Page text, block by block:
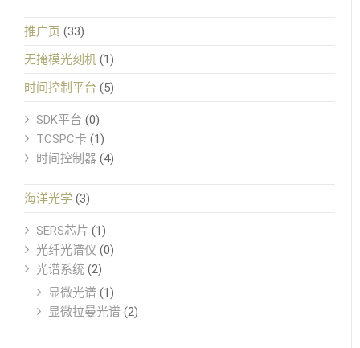
推广页 (33)
无掩模光刻机 (1)
时间控制平台 (5)
SDK平台 (0)
TCSPC卡 (1)
时间控制器 (4)
海洋光学 (3)
SERS芯片 (1)
光纤光谱仪 (0)
光谱系统 (2)
显微光谱 (1)
显微拉曼光谱 (2)